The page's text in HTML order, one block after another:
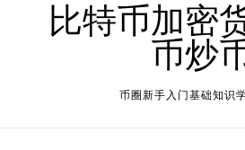
比特币加密
币炒
币圈新手入门基础知识